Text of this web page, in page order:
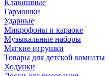
Клавишные
Гармошки
Ударные
Микрофоны и караоке
Музыкальные наборы
Мягкие игрушки
Товары для детской комнаты
Ходунки